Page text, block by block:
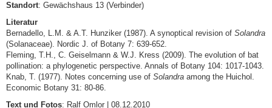
Standort: Gewächshaus 13 (Verbinder)
Literatur
Bernadello, L.M. & A.T. Hunziker (1987). A synoptical revision of Solandra
(Solanaceae). Nordic J. of Botany 7: 639-652.
Fleming, T.H., C. Geiselmann & W.J. Kress (2009). The evolution of bat
pollination: a phylogenetic perspective. Annals of Botany 104: 1017-1043.
Knab, T. (1977). Notes concerning use of Solandra among the Huichol.
Economic Botany 31: 80-86.
Text und Fotos: Ralf Omlor | 08.12.2010